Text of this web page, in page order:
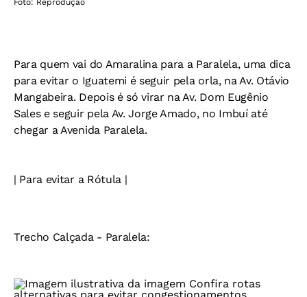
Foto: Reprodução
Para quem vai do Amaralina para a Paralela, uma dica
para evitar o Iguatemi é seguir pela orla, na Av. Otávio
Mangabeira. Depois é só virar na Av. Dom Eugênio
Sales e seguir pela Av. Jorge Amado, no Imbuí até
chegar a Avenida Paralela.
| Para evitar a Rótula |
Trecho Calçada - Paralela: